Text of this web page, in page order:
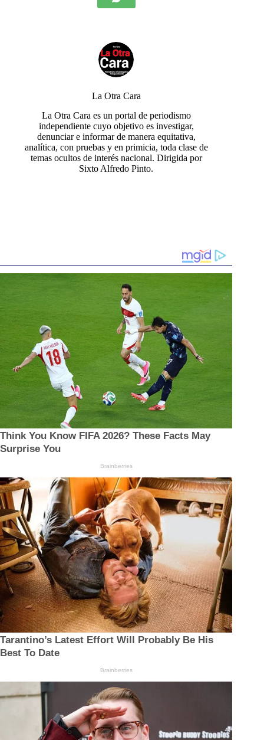
La Otra Cara
La Otra Cara es un portal de periodismo
independiente cuyo objetivo es investigar,
denunciar e informar de manera equitativa,
analítica, con pruebas y en primicia, toda clase de
temas ocultos de interés nacional. Dirigida por
Sixto Alfredo Pinto.